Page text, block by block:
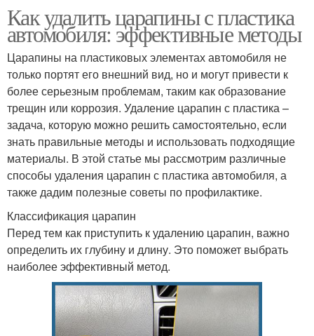
Как удалить царапины с пластика
автомобиля: эффективные методы
Царапины на пластиковых элементах автомобиля не
только портят его внешний вид, но и могут привести к
более серьезным проблемам, таким как образование
трещин или коррозия. Удаление царапин с пластика –
задача, которую можно решить самостоятельно, если
знать правильные методы и использовать подходящие
материалы. В этой статье мы рассмотрим различные
способы удаления царапин с пластика автомобиля, а
также дадим полезные советы по профилактике.
Классификация царапин
Перед тем как приступить к удалению царапин, важно
определить их глубину и длину. Это поможет выбрать
наиболее эффективный метод.